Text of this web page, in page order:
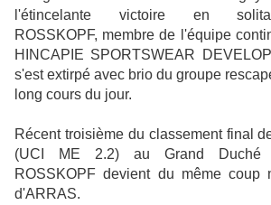
l'étincelante victoire en
ROSSKOPF, membre de l'équipe
HINCAPIE SPORTSWEAR
s'est extirpé avec brio du groupe
long cours du jour.
Récent troisième du classement final
(UCI ME 2.2) au Grand Duché
ROSSKOPF devient du même coup
d'ARRAS.